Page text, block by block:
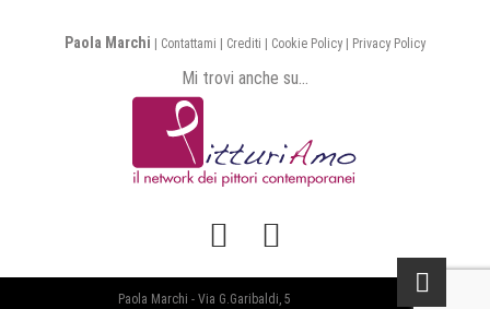
Paola Marchi Contattami Crediti Cookie Policy Privacy Policy
Mi trovi anche su...
Facebook
Paola Marchi - Via G.Garibaldi, 5